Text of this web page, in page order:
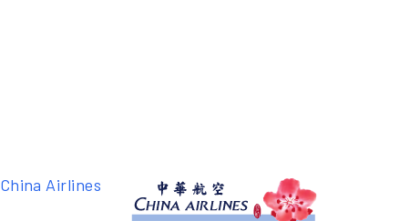
China Airlines